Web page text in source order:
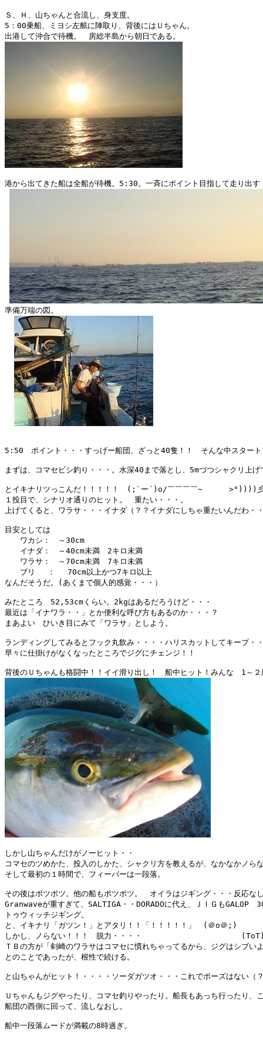
Ｓ、Ｈ、山ちゃんと合流し、身支度。
5：00乗船、ミヨシ左舷に陣取り、背後にはＵちゃん。
港から出てきた船は全船が待機。5:30。一斉にポイント目指して走り出す
準備万端の図。
5:50　ポイント・・・すっげー船団、ざっと40隻！！　そんな中スター
まずは、コマセビシ釣り・・・。水深40まで落とし、5mづつシャクリ上げ
とイキナリツっこんだ！！！！！　(;`ー´)o/￣￣￣￣~   　 >°))))
１投目で、シナリオ通りのヒット。　重たい・・・。
上げてくると、ワラサ・・・イナダ（？？イナダにしちゃ重たいんだわ・
目安としては
ワカシ：　～30cm
イナダ：　～40cm未満　2キロ未満
ワラサ：　～70cm未満　7キロ未満
ブリ　 ：　 70cm以上かつ7キロ以上
なんだそうだ。(あくまで個人的感覚・・・）
みたところ　52,53cmくらい。2kgはあるだろうけど・・・
最近は「イナワラ・・」とか便利な呼び方もあるのか・・・？
まあよい　ひいき目にみて「ワラサ」としよう。
ランディングしてみるとフック丸飲み・・・・ハリスカットしてキープ・
早々に仕掛けがなくなったところでジグにチェンジ！！
しかし山ちゃんだけがノーヒット・・
コマセのツめかた、投入のしかた、シャクリ方を教えるが、なかなかノら
そして最初の１時間で、フィーバーは一段落。
その後はポツポツ。他の船もポツポツ。　オイラはジギング・・・反応な
Granwaveが重すぎて、SALTIGA・・DORADOに代え、ＪＩＧもGALOP　
トゥウィッチジギング。
と、イキナリ「ガツン！」とアタリ！！「！！！！！」　(＠o＠;)
しかし、ノらない！！！　脱力・・・・　　　　　　　　　　　　　
ＴＢの方が「剣崎のワラサはコマセに慣れちゃってるから、ジグはシブい
とのことであったが、根性で続ける。
と山ちゃんがヒット！・・・・ソーダガツオ・・・これでボーズはない（
Ｕちゃんもジグやったり、コマセ釣りやったり。船長もあっち行ったり、
船団の西側に回って、流しなおし。
船中一段落ムードが満載の8時過ぎ。